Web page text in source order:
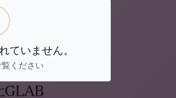
ていません。
ください